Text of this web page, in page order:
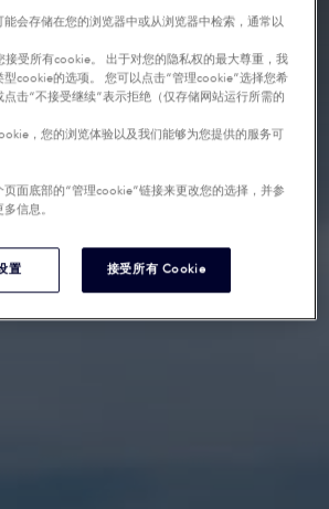
会存储在您的浏览器中或从浏览器中检索，通常以
接受所有cookie。 出于对您的隐私权的最大尊重，我
cookie的选项。 您可以点击“管理cookie”选择您希
击“不接受继续”表示拒绝（仅存储网站运行所需的
，您的浏览体验以及我们能够为您提供的服务可
面底部的“管理cookie”链接来更改您的选择，并参
信息。
置 接受所有 Cookie